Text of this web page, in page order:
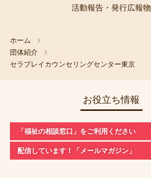
活動報告・発行広報物
ホーム
団体紹介
セラプレイカウンセリングセンター東京
お役立ち情報
「福祉の相談窓口」 をご利用ください
配信しています！ 「メールマガジン」